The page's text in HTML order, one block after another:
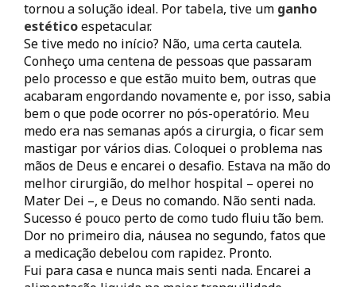
tornou a solução ideal. Por tabela, tive um ganho
estéticoespetacular.
Se tive medo no início? Não, uma certa cautela.
Conheço uma centena de pessoas que passaram
pelo processo e que estão muito bem, outras que
acabaram engordando novamente e, por isso, sabia
bem o que pode ocorrer no pós-operatório. Meu
medo era nas semanas após a cirurgia, o ficar sem
mastigar por vários dias. Coloquei o problema nas
mãos de Deus e encarei o desafio. Estava na mão do
melhor cirurgião, do melhor hospital – operei no
Mater Dei –, e Deus no comando. Não senti nada.
Sucesso é pouco perto de como tudo fluiu tão bem.
Dor no primeiro dia, náusea no segundo, fatos que
a medicação debelou com rapidez. Pronto.
Fui para casa e nunca mais senti nada. Encarei a